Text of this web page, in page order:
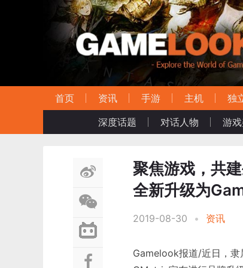
首页 资讯 手游 主机 独
深度话题
对话人物 游
聚焦游戏，共
全新升级为
2019-08-30 • 资讯
Gamelook报道/近日，隶